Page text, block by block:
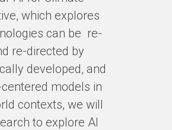
which explores
can be re-
re-directed by
developed, and
models in
contexts, we will
to explore AI